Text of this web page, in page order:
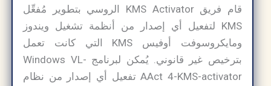
قام فريق KMS Activator الروسي بتطوير مُفعِّل
KMS لتفعيل أي إصدار من أنظمة تشغيل ويندوز
ومايكروسوفت أوفيس KMS التي كانت تعمل
بترخيص غير قانوني. يُمكن لبرنامج Windows VL-
AAct 4-KMS-activator تفعيل أي إصدار من نظام